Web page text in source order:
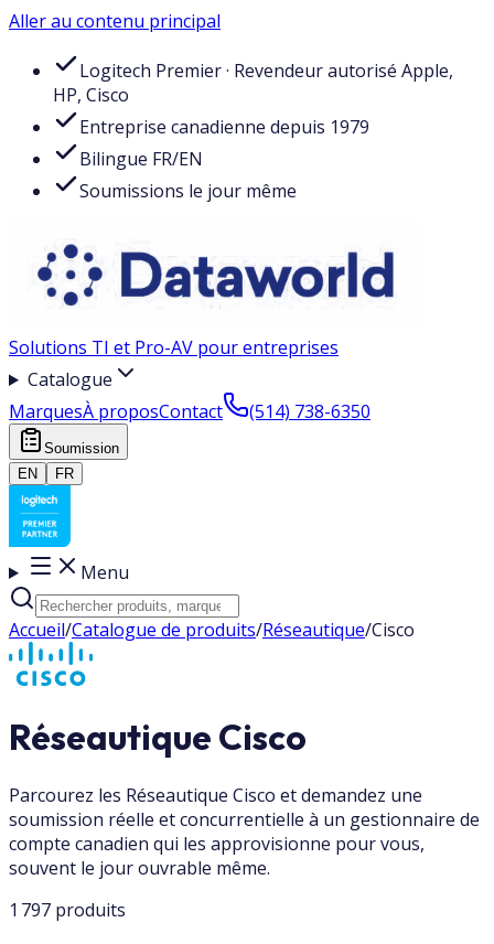
Aller au contenu principal
Logitech Premier · Revendeur autorisé Apple,
HP, Cisco
Entreprise canadienne depuis 1979
Bilingue FR/EN
Soumissions le jour même
Solutions TI et Pro-AV pour entreprises
Catalogue
MarquesÀ proposContact (514) 738-6350
Soumission
EN
FR
Menu
Accueil/Catalogue de produits/Réseautique/Cisco
Réseautique Cisco
Parcourez les Réseautique Cisco et demandez une
soumission réelle et concurrentielle à un gestionnaire de
compte canadien qui les approvisionne pour vous,
souvent le jour ouvrable même.
1 797 produits